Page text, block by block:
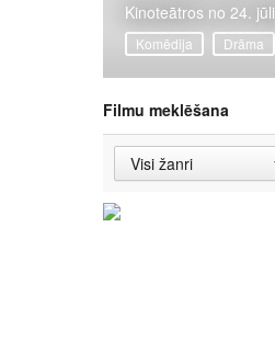
Kinoteātros no 24.
Komēdija Drāma
Filmu meklēšana